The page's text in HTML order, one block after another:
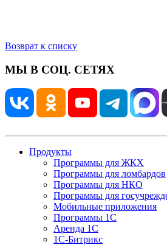
Возврат к списку
МЫ В СОЦ. СЕТЯХ
Продукты
Программы для ЖКХ
Программы для ломбардов
Программы для НКО
Программы для
Мобильные приложения
Программы 1С
Аренда 1С
1С-Битрикс